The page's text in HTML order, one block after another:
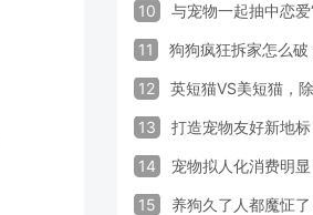
10 与宠物一起抽中恋爱
11 狗狗疯狂拆家怎么破
12 英短猫VS美短猫，
13 打造宠物友好新地标
14 宠物拟人化消费明显
15 养狗久了人都魔怔